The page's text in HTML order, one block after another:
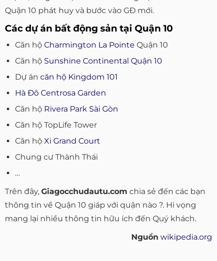
Quận 10 phát huy và bước vào GĐ mới.
Các dự án bất động sản tại Quận 10
Căn hộ Charmington La Pointe Quận 10
Căn hộ Sunshine Continental Quận 10
Dự án căn hộ Kingdom 101
Hà Đô Centrosa Garden
Căn hộ Rivera Park Sài Gòn
Căn hộ TopLife Tower
Căn hộ Xi Grand Court
Chung cư Thành Thái
…
Trên đây, Giagocchudautu.com chia sẻ đến các bạn
thông tin về Quận 10 giáp với quận nào ?. Hi vọng
mang lại nhiều thông tin hữu ích đến Quý khách.
Nguồn wikipedia.org